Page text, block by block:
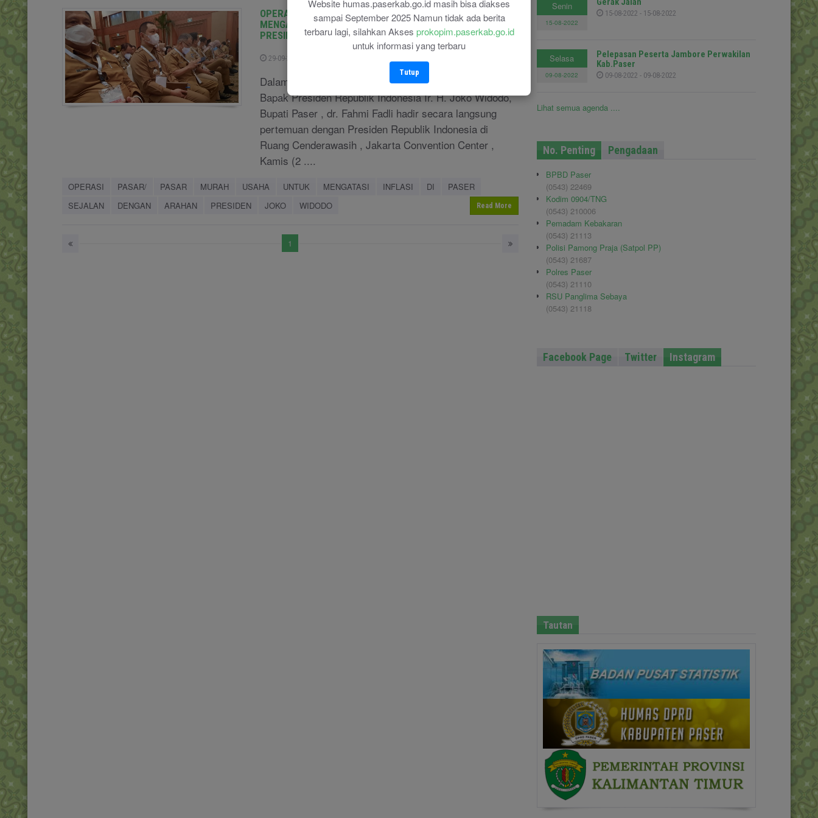
Website humas.paserkab.go.id masih bisa diakses
sampai September 2025 Namun tidak ada berita
terbaru lagi, silahkan Akses prokopim.paserkab.go.id
untuk informasi yang terbaru
Tutup
OPERASI PASAR / PASAR MURAH USAHA UNTUK
MENGATASI INFLASI DI PASER SEJALAN DENGAN ARAHAN
PRESIDEN JOKO WIDODO
29-09-2022
Dalam rangka mendengarkan secara langsung arahan
Bapak Presiden Republik Indonesia Ir. H. Joko Widodo,
Bupati Paser , dr. Fahmi Fadli hadir secara langsung
pertemuan dengan Presiden Republik Indonesia di
Ruang Cenderawasih , Jakarta Convention Center ,
Kamis (2 ....
OPERASI PASAR/ PASAR MURAH USAHA UNTUK MENGATASI INFLASI DI
PASER
SEJALAN
DENGAN ARAHAN PRESIDEN JOKO WIDODO Read More
1
Senin
15-08-2022
15-08-2022 - 15-08-2022
Selasa
09-08-2022
Pelepasan Peserta Jambore Perwakilan
Kab.Paser
09-08-2022 - 09-08-2022
Lihat semua agenda ....
No. Penting Pengadaan
BPBD Paser
(0543) 22469
Kodim 0904/TNG
(0543) 210006
Pemadam Kebakaran
(0543) 21113
Polisi Pamong Praja (Satpol PP)
(0543) 21687
Polres Paser
(0543) 21110
RSU Panglima Sebaya
(0543) 21118
Facebook Page Twitter Instagram
Tautan